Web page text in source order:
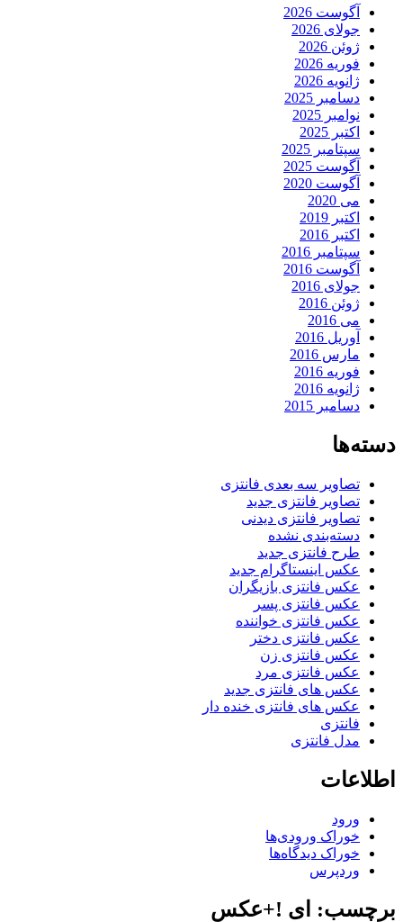
آگوست 2026
جولای 2026
ژوئن 2026
فوریه 2026
ژانویه 2026
دسامبر 2025
نوامبر 2025
اکتبر 2025
سپتامبر 2025
آگوست 2025
آگوست 2020
می 2020
اکتبر 2019
اکتبر 2016
سپتامبر 2016
آگوست 2016
جولای 2016
ژوئن 2016
می 2016
آوریل 2016
مارس 2016
فوریه 2016
ژانویه 2016
دسامبر 2015
دسته‌ها
تصاویر سه بعدی فانتزی
تصاویر فانتزی جدید
تصاویر فانتزی دیدنی
دسته‌بندی نشده
طرح فانتزی جدید
عکس اینستاگرام جدید
عکس فانتزی بازیگران
عکس فانتزی پسر
عکس فانتزی خواننده
عکس فانتزی دختر
عکس فانتزی زن
عکس فانتزی مرد
عکس های فانتزی جدید
عکس های فانتزی خنده دار
فانتزی
مدل فانتزی
اطلاعات
ورود
خوراک ورودی‌ها
خوراک دیدگاه‌ها
وردپرس
برچسب: ای !+عکس